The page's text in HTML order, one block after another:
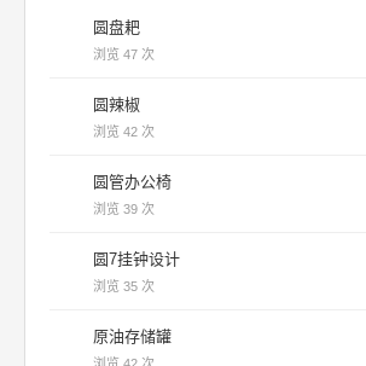
圆盘耙
浏览 47 次
圆辣椒
浏览 42 次
圆管办公椅
浏览 39 次
圆7挂钟设计
浏览 35 次
原油存储罐